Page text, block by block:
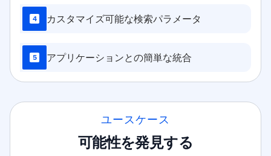
4 カスタマイズ可能な検索パラメータ
5 アプリケーションとの簡単な統合
ユースケース
可能性を発見する